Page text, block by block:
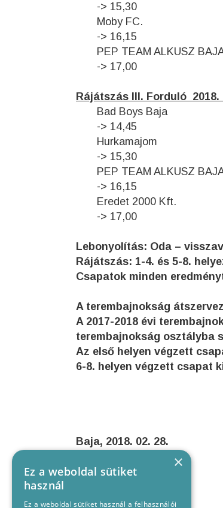
-> 15,30
Moby FC. –
-> 16,15
PEP TEAM
-> 17,00
Rájátszás III. Forduló
Bad Boys
-> 14,45
-> 15,30
PEP TEAM
-> 16,15
Eredet 2000
-> 17,00
Lebonyolítás: Oda –
Rájátszás: 1-4. és 5-8.
Csapatok minden
A terembajnokság
A 2017-2018 évi
terembajnokság osztályba
Az első helyen végzett
6-8. helyen végzett csapat
Baja, 2018.
×
Ez a weboldal sütiket
használ
Ez a weboldal sütiket használ a felhasználói